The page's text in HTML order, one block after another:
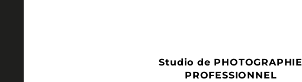
Studio de PHOTOGRAPHIE
PROFESSIONNEL